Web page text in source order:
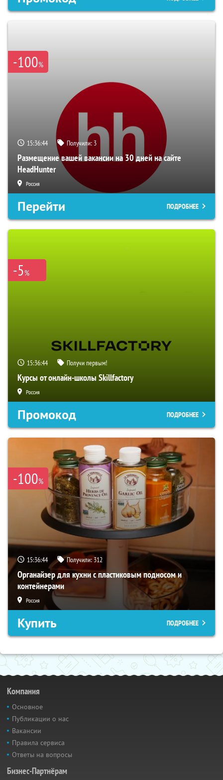
-100%
15:36:43 Получили: 3
Размещение вашей вакансии на 30 дней на сайте
HeadHunter
Россия
Перейти ПОДРОБНЕЕ
-5%
15:36:43 Получи первым!
Курсы от онлайн-школы Skillfactory
Россия
Промокод ПОДРОБНЕЕ
-100%
15:36:43 Получили: 312
Органайзер для кухни с пластиковым подносом и
контейнерами
Россия
Купить ПОДРОБНЕЕ
Компания
Основное
Публикации о нас
Вакансии
Правила сервиса
Ответы на вопросы
Бизнес-Партнёрам